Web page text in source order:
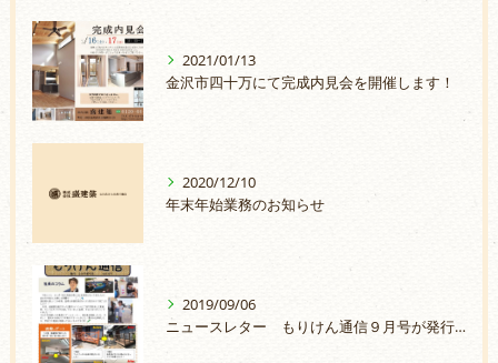
2021/01/13
金沢市四十万にて完成内見会を開催します！
2020/12/10
年末年始業務のお知らせ
2019/09/06
ニュースレター もりけん通信９月号が発行されました。